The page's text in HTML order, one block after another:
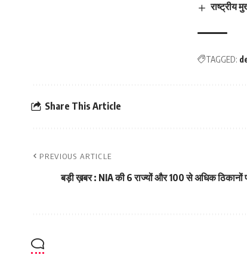
राष्ट्रीय
TAGGED:
Share This Article
PREVIOUS ARTICLE
बड़ी ख़बर : NIA की 6 राज्यों और 100 से अधिक ठिकानों पर